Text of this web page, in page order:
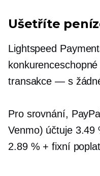
Ušetříte
Lightspeed
transakce — s
Pro srovnání,
Venmo) účtuje 3.49
2.89 % + fixní